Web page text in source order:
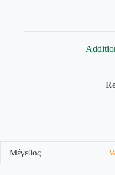
Μέγεθος